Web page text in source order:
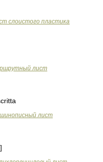
слоистого пластика
лист
лист